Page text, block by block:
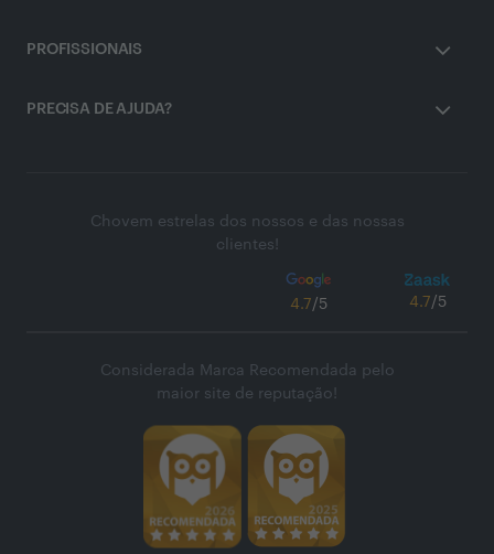
PROFISSIONAIS
PRECISA DE AJUDA?
Chovem estrelas dos nossos e das nossas
clientes!
4.7/5 4.7/5
Considerada Marca Recomendada pelo
maior site de reputação!